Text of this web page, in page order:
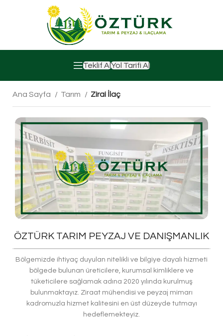
Teklif AlYol Tarifi Al
Ana Sayfa Tarım Zirai İlaç
ÖZTÜRK TARIM PEYZAJ VE DANIŞMANLIK
Bölgemizde ihtiyaç duyulan nitelikli ve bilgiye dayalı hizmeti
bölgede bulunan üreticilere, kurumsal kimliklere ve
tüketicilere sağlamak adına 2020 yılında kurulmuş
bulunmaktayız. Ziraat mühendisi ve peyzaj mimarı
kadromuzla hizmet kalitesini en üst düzeyde tutmayı
hedeflemekteyiz.